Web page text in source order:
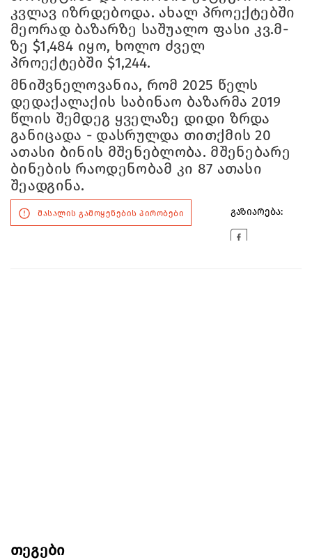
კვლავ იზრდებოდა. ახალ პროექტებში
მეორად ბაზარზე საშუალო ფასი კვ.მ-
ზე $1,484 იყო, ხოლო ძველ
პროექტებში $1,244.
მნიშვნელოვანია, რომ 2025 წელს
დედაქალაქის საბინაო ბაზარმა 2019
წლის შემდეგ ყველაზე დიდი ზრდა
განიცადა - დასრულდა თითქმის 20
ათასი ბინის მშენებლობა. მშენებარე
ბინების რაოდენობამ კი 87 ათასი
შეადგინა.
მასალის გამოყენების პირობები გაზიარება:
თეგები